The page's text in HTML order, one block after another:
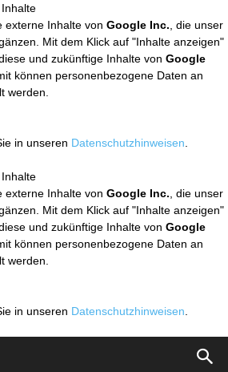
externe Inhalte von Google Inc. , die unser
Mit dem Klick auf "Inhalte anzeigen"
und zukünftige Inhalte von Google
können personenbezogene Daten an
werden.
in unseren Datenschutzhinweisen
externe Inhalte von Google Inc. , die unser
Mit dem Klick auf "Inhalte anzeigen"
und zukünftige Inhalte von Google
können personenbezogene Daten an
werden.
in unseren Datenschutzhinweisen